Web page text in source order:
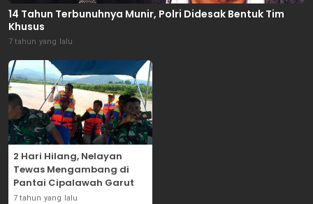
14 Tahun Terbunuhnya Munir, Polri Didesak Bentuk Tim
Khusus
7 tahun yang lalu
2 Hari Hilang, Nelayan
Tewas Mengambang di
Pantai Cipalawah Garut
7 tahun yang lalu